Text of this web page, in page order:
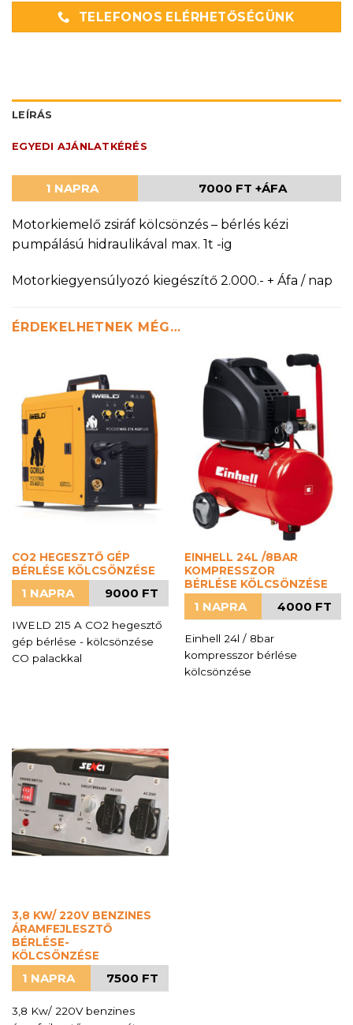
TELEFONOS ELÉRHETŐSÉGÜNK
LEÍRÁS
EGYEDI AJÁNLATKÉRÉS
1 NAPRA 7000 FT +ÁFA
Motorkiemelő zsiráf kölcsönzés – bérlés kézi
pumpálású hidraulikával max. 1t -ig
Motorkiegyensúlyozó kiegészítő 2.000.- + Áfa / nap
ÉRDEKELHETNEK MÉG…
CO2 HEGESZTŐ GÉP
BÉRLÉSE KÖLCSÖNZÉSE
1 NAPRA 9000 FT
IWELD 215 A CO2 hegesztő
gép bérlése - kölcsönzése
CO palackkal
EINHELL 24L /8BAR
KOMPRESSZOR
BÉRLÉSE KÖLCSÖNZÉSE
1 NAPRA 4000 FT
Einhell 24l / 8bar
kompresszor bérlése
kölcsönzése
3,8 KW/ 220V BENZINES
ÁRAMFEJLESZTŐ
BÉRLÉSE-
KÖLCSÖNZÉSE
1 NAPRA 7500 FT
3,8 Kw/ 220V benzines